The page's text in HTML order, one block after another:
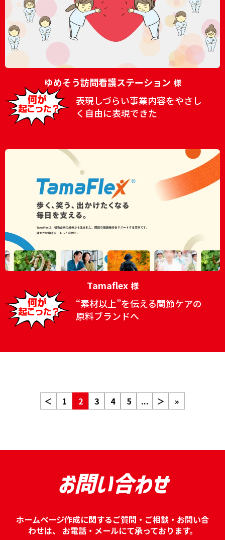
ゆめそう訪問看護ステーション 様
表現しづらい事業内容をやさし
く自由に表現できた
Tamaflex 様
“素材以上”を伝える関節ケアの
原料ブランドへ
＜ 1 2 3 4 5 ... ＞ »
お問い合わせ
ホームページ作成に関するご質問・ご相談・お問い合
わせは、
お電話・メールにて承っております。